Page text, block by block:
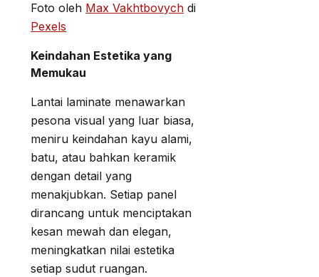
Foto oleh Max Vakhtbovych di
Pexels
Keindahan Estetika yang
Memukau
Lantai laminate menawarkan
pesona visual yang luar biasa,
meniru keindahan kayu alami,
batu, atau bahkan keramik
dengan detail yang
menakjubkan. Setiap panel
dirancang untuk menciptakan
kesan mewah dan elegan,
meningkatkan nilai estetika
setiap sudut ruangan.